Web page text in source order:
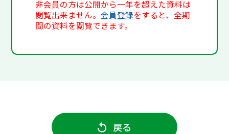
非会員の方は公開から一年を超えた資料は
閲覧出来ません。会員登録をすると、全期
間の資料を閲覧できます。
戻る